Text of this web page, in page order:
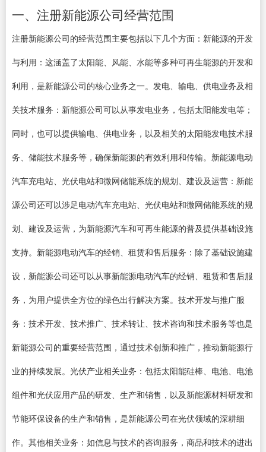
一、注册新能源公司经营范围
注册新能源公司的经营范围主要包括以下几个方面：新能源的开发
与利用：这涵盖了太阳能、风能、水能等多种可再生能源的开发和
利用，是新能源公司的核心业务之一。发电、输电、供电业务及相
关技术服务：新能源公司可以从事发电业务，包括太阳能发电等；
同时，也可以提供输电、供电业务，以及相关的太阳能发电技术服
务、储能技术服务等，确保新能源的有效利用和传输。新能源电动
汽车充电站、光伏电站和微网储能系统的规划、建设及运营：新能
源公司还可以涉足电动汽车充电站、光伏电站和微网储能系统的规
划、建设及运营，为新能源汽车和可再生能源的普及提供基础设施
支持。新能源电动汽车的经销、租赁和售后服务：除了基础设施建
设，新能源公司还可以从事新能源电动汽车的经销、租赁和售后服
务，为用户提供全方位的绿色出行解决方案。技术开发与推广服
务：技术开发、技术推广、技术转让、技术咨询和技术服务等也是
新能源公司的重要经营范围，通过技术创新和推广，推动新能源行
业的持续发展。光伏产业相关业务：包括太阳能硅棒、电池、电池
组件和光伏应用产品的研发、生产和销售，以及新能源材料研发和
节能环保设备的生产和销售，是新能源公司在光伏领域的深耕细
作。其他相关业务：如信息与技术的咨询服务，商品和技术的进出